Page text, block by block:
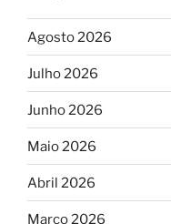
Agosto 2026
Julho 2026
Junho 2026
Maio 2026
Abril 2026
Março 2026